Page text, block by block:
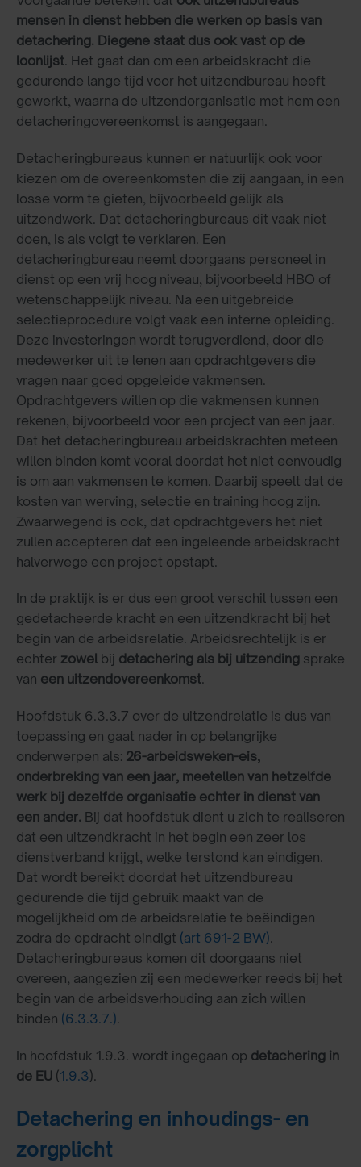
mensen in dienst hebben die werken op basis van
detachering. Diegene staat dus ook vast op de
loonlijst. Het gaat dan om een arbeidskracht die
gedurende lange tijd voor het uitzendbureau heeft
gewerkt, waarna de uitzendorganisatie met hem een
detacheringovereenkomst is aangegaan.
Detacheringbureaus kunnen er natuurlijk ook voor
kiezen om de overeenkomsten die zij aangaan, in een
losse vorm te gieten, bijvoorbeeld gelijk als
uitzendwerk. Dat detacheringbureaus dit vaak niet
doen, is als volgt te verklaren. Een
detacheringbureau neemt doorgaans personeel in
dienst op een vrij hoog niveau, bijvoorbeeld HBO of
wetenschappelijk niveau. Na een uitgebreide
selectieprocedure volgt vaak een interne opleiding.
Deze investeringen wordt terugverdiend, door die
medewerker uit te lenen aan opdrachtgevers die
vragen naar goed opgeleide vakmensen.
Opdrachtgevers willen op die vakmensen kunnen
rekenen, bijvoorbeeld voor een project van een jaar.
Dat het detacheringbureau arbeidskrachten meteen
willen binden komt vooral doordat het niet eenvoudig
is om aan vakmensen te komen. Daarbij speelt dat de
kosten van werving, selectie en training hoog zijn.
Zwaarwegend is ook, dat opdrachtgevers het niet
zullen accepteren dat een ingeleende arbeidskracht
halverwege een project opstapt.
In de praktijk is er dus een groot verschil tussen een
gedetacheerde kracht en een uitzendkracht bij het
begin van de arbeidsrelatie. Arbeidsrechtelijk is er
echter zowelbij detachering als bij uitzending sprake
van een uitzendovereenkomst.
Hoofdstuk 6.3.3.7 over de uitzendrelatie is dus van
toepassing en gaat nader in op belangrijke
onderwerpen als: 26-arbeidsweken-eis,
onderbreking van een jaar, meetellen van hetzelfde
werk bij dezelfde organisatie echter in dienst van
een ander. Bij dat hoofdstuk dient u zich te realiseren
dat een uitzendkracht in het begin een zeer los
dienstverband krijgt, welke terstond kan eindigen.
Dat wordt bereikt doordat het uitzendbureau
gedurende die tijd gebruik maakt van de
mogelijkheid om de arbeidsrelatie te beëindigen
zodra de opdracht eindigt (art 691-2 BW).
Detacheringbureaus komen dit doorgaans niet
overeen, aangezien zij een medewerker reeds bij het
begin van de arbeidsverhouding aan zich willen
binden (6.3.3.7.).
In hoofdstuk 1.9.3. wordt ingegaan op detachering in
de EU (1.9.3).
Detachering en inhoudings- en
zorgplicht